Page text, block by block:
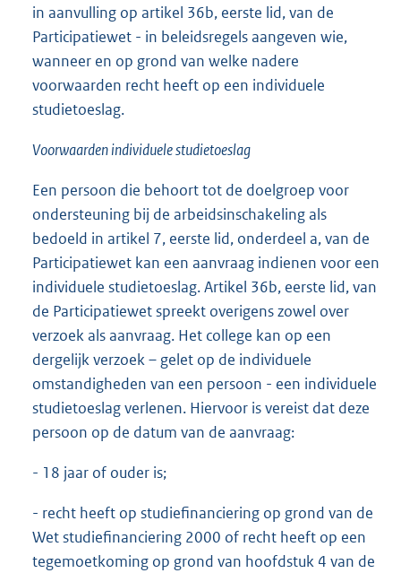
in aanvulling op artikel 36b, eerste lid, van de
Participatiewet - in beleidsregels aangeven wie,
wanneer en op grond van welke nadere
voorwaarden recht heeft op een individuele
studietoeslag.
Voorwaarden individuele studietoeslag
Een persoon die behoort tot de doelgroep voor
ondersteuning bij de arbeidsinschakeling als
bedoeld in artikel 7, eerste lid, onderdeel a, van de
Participatiewet kan een aanvraag indienen voor een
individuele studietoeslag. Artikel 36b, eerste lid, van
de Participatiewet spreekt overigens zowel over
verzoek als aanvraag. Het college kan op een
dergelijk verzoek – gelet op de individuele
omstandigheden van een persoon - een individuele
studietoeslag verlenen. Hiervoor is vereist dat deze
persoon op de datum van de aanvraag:
- 18 jaar of ouder is;
- recht heeft op studiefinanciering op grond van de
Wet studiefinanciering 2000 of recht heeft op een
tegemoetkoming op grond van hoofdstuk 4 van de